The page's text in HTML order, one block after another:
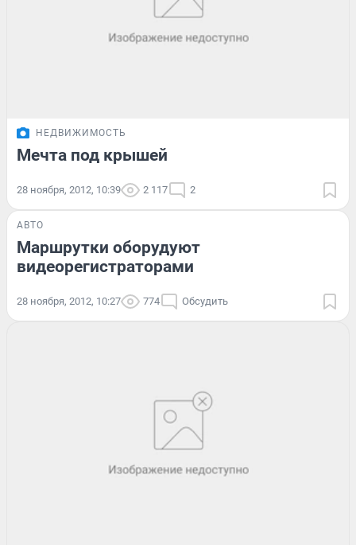
НЕДВИЖИМОСТЬ
Мечта под крышей
28 ноября, 2012, 10:39 2 117 2
АВТО
Маршрутки оборудуют
видеорегистраторами
28 ноября, 2012, 10:27 774 Обсудить